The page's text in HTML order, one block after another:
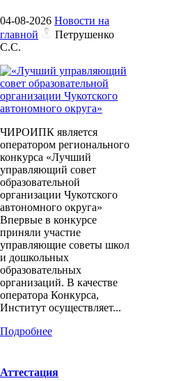
04-08-2026 Новости на
главной
Петрушенко
С.С.
ЧИРОИПК является
оператором регионального
конкурса «Лучший
управляющий совет
образовательной
организации Чукотского
автономного округа»
Впервые в конкурсе
приняли участие
управляющие советы школ
и дошкольных
образовательных
организаций. В качестве
оператора Конкурса,
Институт осуществляет...
Подробнее
Аттестация